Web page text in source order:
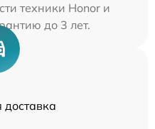
техники Honor и
до 3 лет.
доставка